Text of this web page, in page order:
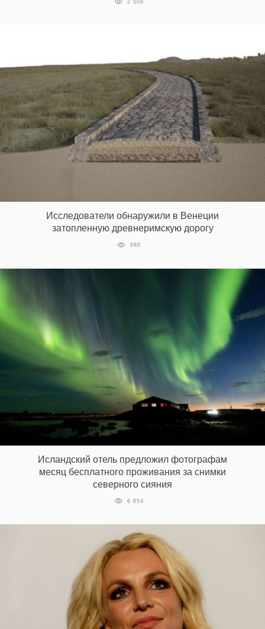
2 506
Исследователи обнаружили в Венеции
затопленную древнеримскую дорогу
680
Исландский отель предложил фотографам
месяц бесплатного проживания за снимки
северного сияния
6 654